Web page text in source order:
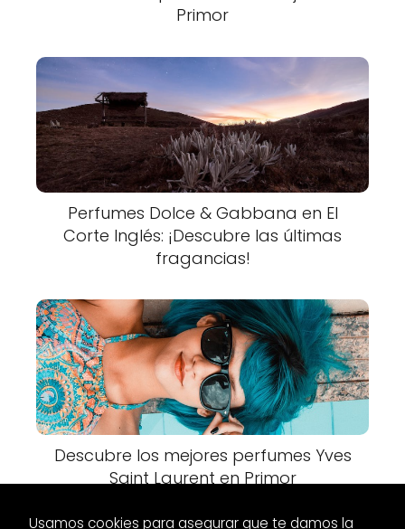
Primor
Perfumes Dolce & Gabbana en El
Corte Inglés: ¡Descubre las últimas
fragancias!
Descubre los mejores perfumes Yves
Saint Laurent en Primor
Usamos cookies para asegurar que te damos la